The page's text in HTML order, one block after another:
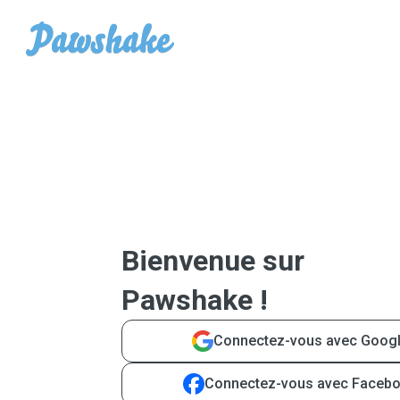
Bienvenue sur
Pawshake !
Connectez-vous avec
Connectez-vous avec